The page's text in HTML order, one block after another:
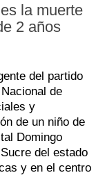
la muerte
2 años
del partido
de
y
de un niño de
Domingo
del estado
y en el centro